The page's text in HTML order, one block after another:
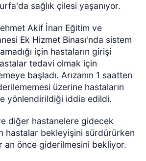
sağlık çilesi yaşanıyor.
Akif İnan Eğitim ve
Ek Hizmet Binası'nda sistem
için hastaların girişi
tedavi olmak için
başladı. Arızanın 1 saatten
üzerine hastaların
yönlendirildiği iddia edildi.
diğer hastanelere gidecek
hastalar bekleyişini sürdürürken
an önce giderilmesini bekliyor.